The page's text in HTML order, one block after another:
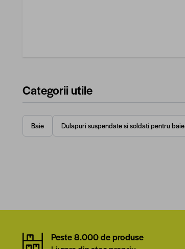
Categorii utile
Baie Dulapuri suspendate si soldati pentru baie
Peste 8.000 de produse